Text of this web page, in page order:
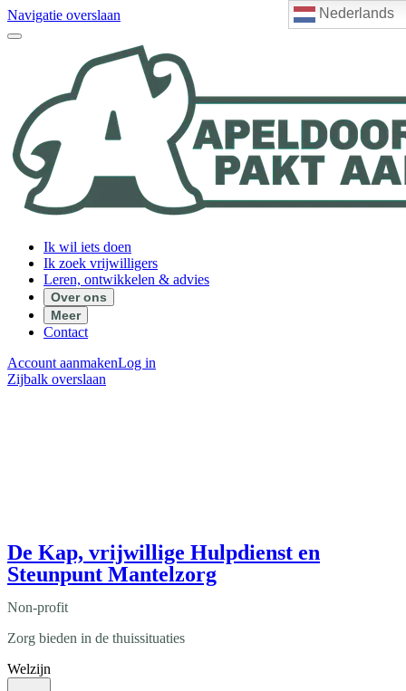
Nederlands
Navigatie overslaan
Ik wil iets doen
Ik zoek vrijwilligers
Leren, ontwikkelen & advies
Over ons
Meer
Contact
Account aanmakenLog in
Zijbalk overslaan
De Kap, vrijwillige Hulpdienst en
Steunpunt Mantelzorg
Non-profit
Zorg bieden in de thuissituaties
Welzijn